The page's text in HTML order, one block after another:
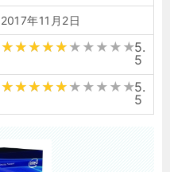
2017年11月2日
5.
5
5.
5